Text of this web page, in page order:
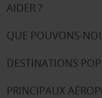
AIDER ?
QUE POUVONS-
DESTINATIONS
PRINCIPAUX